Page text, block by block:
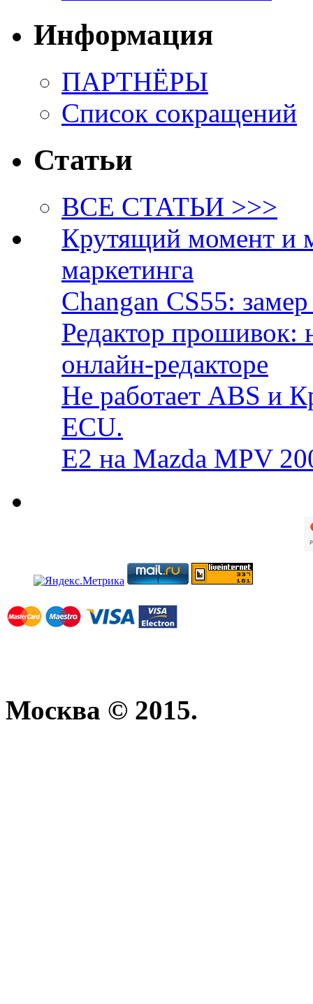
Информация
ПАРТНЁРЫ
Список сокращений
Статьи
ВСЕ СТАТЬИ >>>
Крутящий момент и
маркетинга
Changan CS55:
Редактор прошивок:
онлайн-редакторе
Не работает ABS и
ECU.
E2 на Mazda MPV
Москва © 2015.